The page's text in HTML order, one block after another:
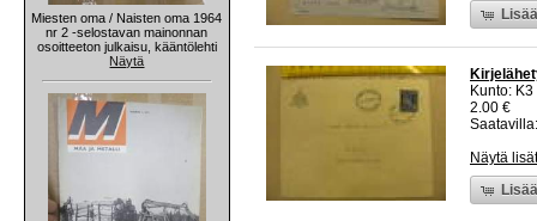
Miesten oma / Naisten oma 1964
nr 2 -selostavan mainonnan
osoitteeton julkaisu, kääntölehti
Näytä
Kunto:
2.00 €
Näytä